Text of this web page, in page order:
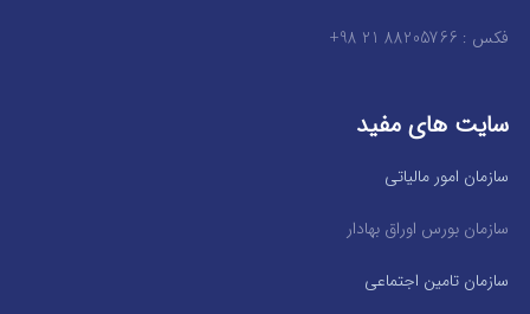
فکس : 88205766 21 98+
سایت های مفید
سازمان امور مالیاتی
سازمان بورس اوراق بهادار
سازمان تامین اجتماعی